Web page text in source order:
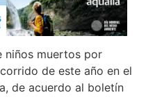
niños muertos por
de este año en el
de acuerdo al boletín